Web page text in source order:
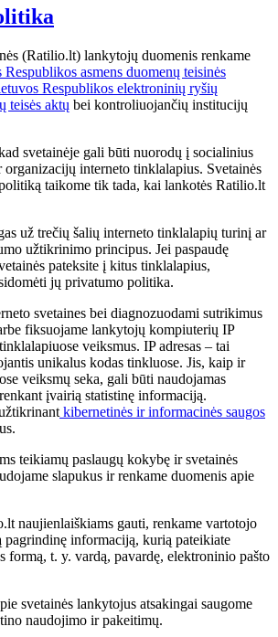
(Ratilio.lt) lankytojų duomenis renkame
asmens duomenų teisinės
Respublikos elektroninių ryšių
teisės aktų bei kontroliuojančių institucijų
svetainėje gali būti nuorodų į socialinius
interneto tinklalapius. Svetainės
taikome tik tada, kai lankotės Ratilio.lt
už trečių šalių interneto tinklalapių turinį ar
užtikrinimo principus. Jei paspaudę
pateksite į kitus tinklalapius,
jų privatumo politika.
svetaines bei diagnozuodami sutrikimus
fiksuojame lankytojų kompiuterių IP
veiksmus. IP adresas – tai
unikalus kodas tinkluose. Jis, kaip ir
veiksmų seka, gali būti naudojamas
įvairią statistinę informaciją.
kibernetinės ir informacinės saugos
teikiamų paslaugų kokybę ir svetainės
slapukus ir renkame duomenis apie
naujienlaiškiams gauti, renkame vartotojo
informaciją, kurią pateikiate
formą, t. y. vardą, pavardę, elektroninio pašto
svetainės lankytojus atsakingai saugome
naudojimo ir pakeitimų.